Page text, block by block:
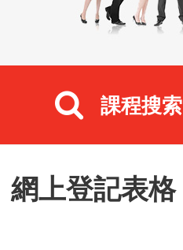
課程搜索
網上登記表格